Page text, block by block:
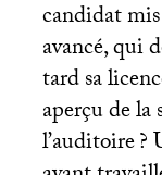
candidat
avancé, qui
tard sa
aperçu de
l’auditoire?